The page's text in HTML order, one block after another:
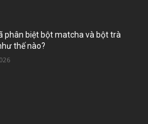
phân biệt bột matcha và bột trà
thế nào?